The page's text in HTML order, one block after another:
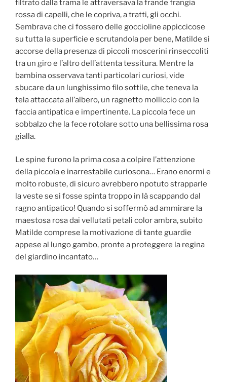
filtrato dalla trama le attraversava la frande frangia
rossa di capelli, che le copriva, a tratti, gli occhi.
Sembrava che ci fossero delle goccioline appiccicose
su tutta la superficie e scrutandola per bene, Matilde si
accorse della presenza di piccoli moscerini rinseccoliti
tra un giro e l’altro dell’attenta tessitura. Mentre la
bambina osservava tanti particolari curiosi, vide
sbucare da un lunghissimo filo sottile, che teneva la
tela attaccata all’albero, un ragnetto molliccio con la
faccia antipatica e impertinente. La piccola fece un
sobbalzo che la fece rotolare sotto una bellissima rosa
gialla.
Le spine furono la prima cosa a colpire l’attenzione
della piccola e inarrestabile curiosona… Erano enormi e
molto robuste, di sicuro avrebbero npotuto strapparle
la veste se si fosse spinta troppo in là scappando dal
ragno antipatico! Quando si soffermò ad ammirare la
maestosa rosa dai vellutati petali color ambra, subito
Matilde comprese la motivazione di tante guardie
appese al lungo gambo, pronte a proteggere la regina
del giardino incantato…